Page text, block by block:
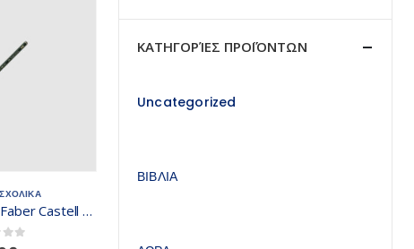
ΣΧΟΛΙΚΑ
Μολύβι Σχεδίου Faber Castell 9000 6H 119016
5
price
price
ΚΑΤΗΓΟΡΊΕΣ ΠΡΟΪΌΝΤΩΝ
Uncategorized
ΒΙΒΛΙΑ